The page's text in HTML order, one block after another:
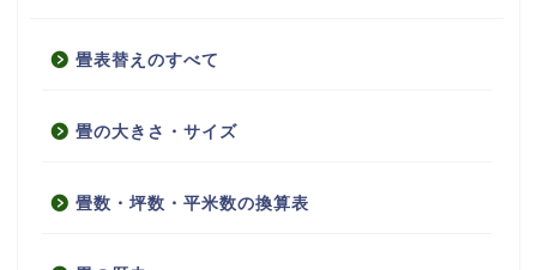
畳表替えのすべて
畳の大きさ・サイズ
畳数・坪数・平米数の換算表